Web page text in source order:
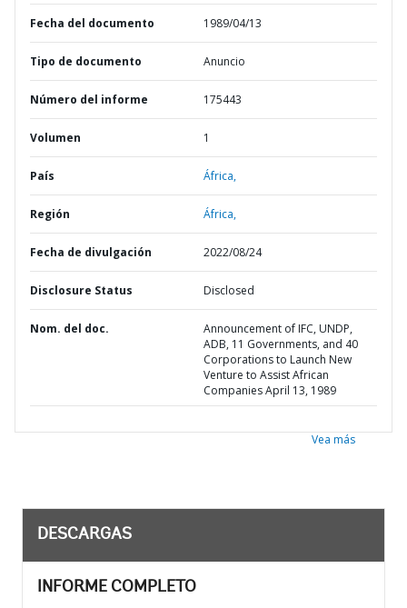
Fecha del documento 1989/04/13
Tipo de documento Anuncio
Número del informe 175443
Volumen 1
País África,
Región África,
Fecha de divulgación 2022/08/24
Disclosure Status Disclosed
Nom. del doc.
Announcement of IFC, UNDP,
ADB, 11 Governments, and 40
Corporations to Launch New
Venture to Assist African
Companies April 13, 1989
Vea más
DESCARGAS
INFORME COMPLETO